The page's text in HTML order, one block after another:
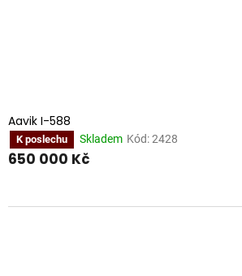
Aavik I-588
K poslechu Skladem Kód:2428
650 000 Kč